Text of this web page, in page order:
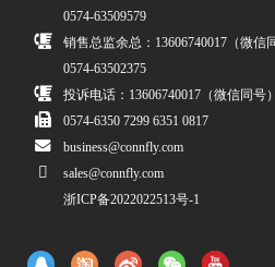
0574-63509579
销售总监余总：13606740017（微信
0574-63502375
投诉电话：13606740017（微信同号）
0574-6350 7299 6351 0817
business@connfly.com
sales@connfly.com
浙ICP备2022022513号-1